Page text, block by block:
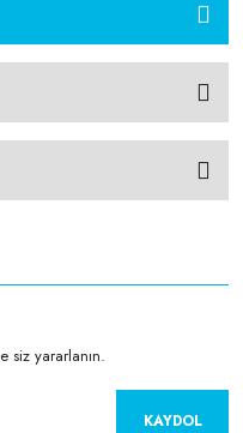
siz yararlanın.
KAYDOL